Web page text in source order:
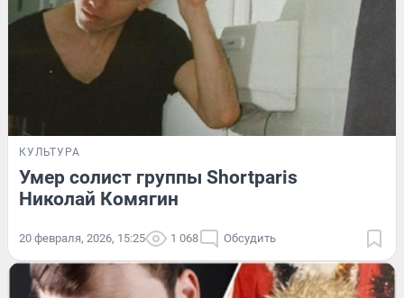
КУЛЬТУРА
Умер солист группы Shortparis
Николай Комягин
20 февраля, 2026, 15:25 1 068 Обсудить